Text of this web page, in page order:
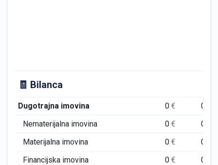
🧾 Bilanca
Dugotrajna imovina 0€ 0
Nematerijalna imovina
0€ 0
Materijalna imovina
0€ 0
Financijska imovina
0€ 0